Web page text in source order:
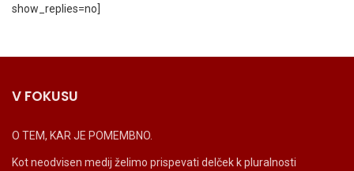
show_replies=no]
V FOKUSU
O TEM, KAR JE POMEMBNO.
Kot neodvisen medij želimo prispevati delček k pluralnosti